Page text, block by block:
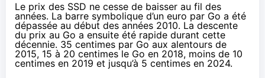
Le prix des SSD ne cesse de baisser au fil des
années. La barre symbolique d’un euro par Go a été
dépassée au début des années 2010. La descente
du prix au Go a ensuite été rapide durant cette
décennie. 35 centimes par Go aux alentours de
2015, 15 à 20 centimes le Go en 2018, moins de 10
centimes en 2019 et jusqu’à 5 centimes en 2024.